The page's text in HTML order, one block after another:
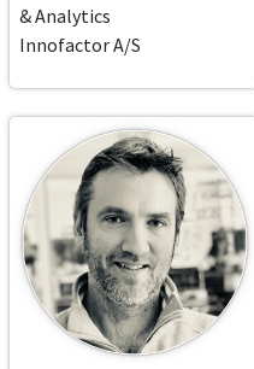
& Analytics
Innofactor A/S